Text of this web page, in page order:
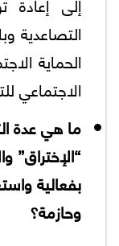
التصاعدية
الحماية
الاجتماعي
ما هي عدة
“الإختراق”
بفعالية
وحازمة؟